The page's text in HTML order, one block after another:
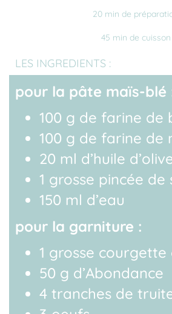
20 min de
45 min de cuisson
LES INGREDIENTS :
pour la pâte maïs-blé
100 g de farine de
100 g de farine de
20 ml d’huile
1 grosse pincée de
150 ml d’eau
pour la garniture :
1 grosse
50 g d’Abondance
4 tranches de